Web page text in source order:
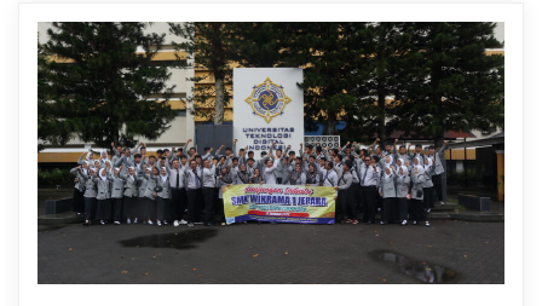
Berita
&
Artikel